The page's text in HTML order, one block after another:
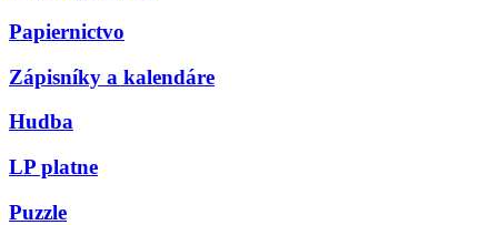
Papiernictvo
Zápisníky a kalendáre
Hudba
LP platne
Puzzle